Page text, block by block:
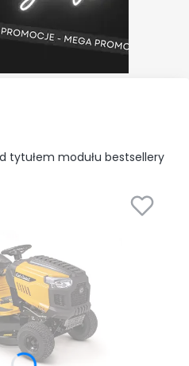
tytułem modułu bestsellery